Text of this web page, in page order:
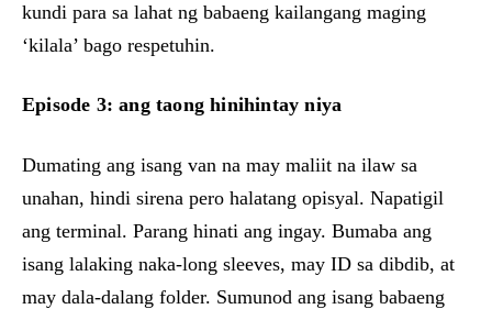
kundi para sa lahat ng babaeng kailangang maging
‘kilala’ bago respetuhin.
Episode 3: ang taong hinihintay niya
Dumating ang isang van na may maliit na ilaw sa
unahan, hindi sirena pero halatang opisyal. Napatigil
ang terminal. Parang hinati ang ingay. Bumaba ang
isang lalaking naka-long sleeves, may ID sa dibdib, at
may dala-dalang folder. Sumunod ang isang babaeng